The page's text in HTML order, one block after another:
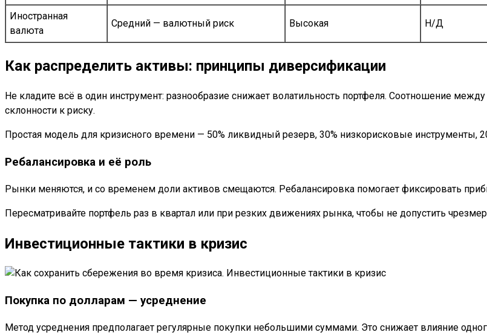
Иностранная
валюта
Средний — валютный риск Высокая Н/Д
Как распределить активы: принципы диверсификации
Не кладите всё в один инструмент: разнообразие снижает волатильность портфеля. Соотношение
склонности к риску.
Простая модель для кризисного времени — 50% ликвидный резерв, 30% низкорисковые инструменты,
Ребалансировка и её роль
Рынки меняются, и со временем доли активов смещаются. Ребалансировка помогает фиксировать
Пересматривайте портфель раз в квартал или при резких движениях рынка, чтобы не допустить
Инвестиционные тактики в кризис
Покупка по долларам — усреднение
Метод усреднения предполагает регулярные покупки небольшими суммами. Это снижает влияние